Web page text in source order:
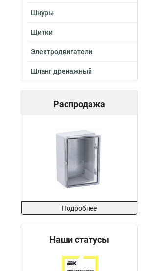
Шнуры
Щитки
Электродвигатели
Шланг дренажный
Распродажа
Подробнее
Наши статусы